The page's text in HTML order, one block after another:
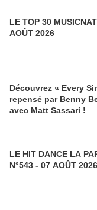
LE TOP 30
AOÛT 2026
Découvrez « Every
repensé par Benny
avec Matt Sassari !
LE HIT DANCE LA
N°543 - 07 AOÛT 2026